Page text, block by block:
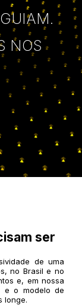
NOS
ser
de uma
no Brasil e no
e, em nossa
e o modelo de
longe.